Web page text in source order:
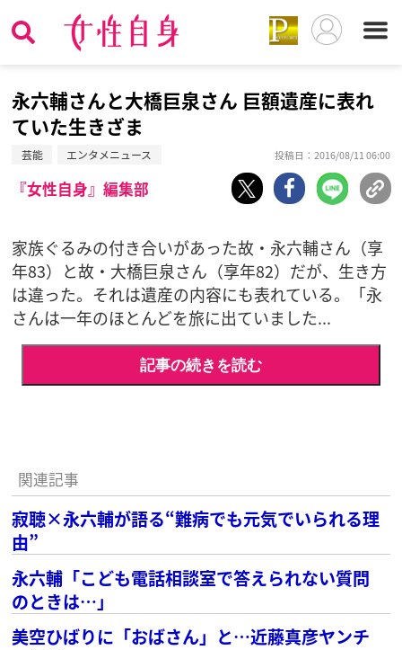
永六輔さんと大橋巨泉さん 巨額遺産に表れ
ていた生きざま
芸能 エンタメニュース 投稿日：2016/08/11 06:00
『女性自身』編集部
家族ぐるみの付き合いがあった故・永六輔さん（享
年83）と故・大橋巨泉さん（享年82）だが、生き方
は違った。それは遺産の内容にも表れている。「永
さんは一年のほとんどを旅に出ていました...
記事の続きを読む
関連記事
寂聴×永六輔が語る“難病でも元気でいられる理
由”
永六輔「こども電話相談室で答えられない質問
のときは…」
美空ひばりに「おばさん」と…近藤真彦ヤンチ